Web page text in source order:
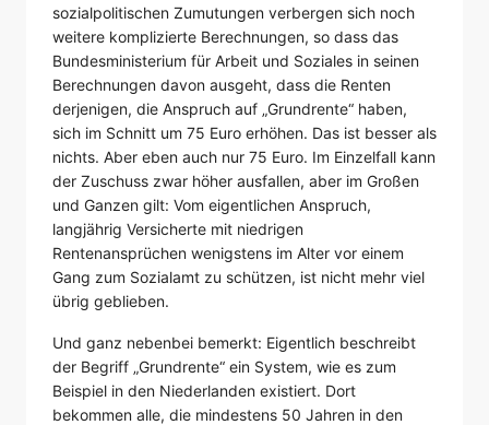
sozialpolitischen Zumutungen verbergen sich noch
weitere komplizierte Berechnungen, so dass das
Bundesministerium für Arbeit und Soziales in seinen
Berechnungen davon ausgeht, dass die Renten
derjenigen, die Anspruch auf „Grundrente“ haben,
sich im Schnitt um 75 Euro erhöhen. Das ist besser als
nichts. Aber eben auch nur 75 Euro. Im Einzelfall kann
der Zuschuss zwar höher ausfallen, aber im Großen
und Ganzen gilt: Vom eigentlichen Anspruch,
langjährig Versicherte mit niedrigen
Rentenansprüchen wenigstens im Alter vor einem
Gang zum Sozialamt zu schützen, ist nicht mehr viel
übrig geblieben.
Und ganz nebenbei bemerkt: Eigentlich beschreibt
der Begriff „Grundrente“ ein System, wie es zum
Beispiel in den Niederlanden existiert. Dort
bekommen alle, die mindestens 50 Jahren in den